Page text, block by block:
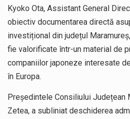
Kyoko Ota, Assistant General
obiectiv documentarea directă
investițional din județul
fie valorificate într-un material de
companiilor japoneze interesate
în Europa.
Președintele Consiliului Județean
Zetea, a subliniat deschiderea